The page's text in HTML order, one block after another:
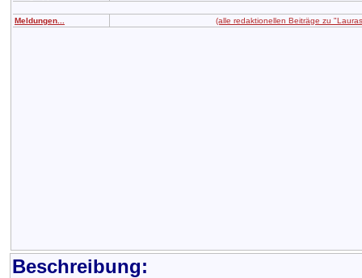
Meldungen... (alle redaktionellen Beiträge zu
Beschreibung: